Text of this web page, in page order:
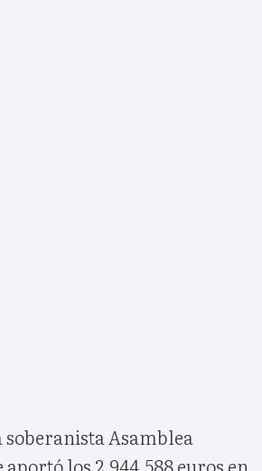
Asamblea
los 2.944.588 euros en